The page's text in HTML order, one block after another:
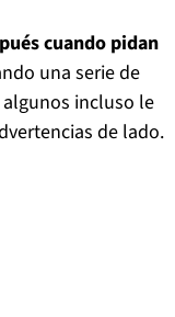
cuando pidan
una serie de
incluso le
de lado.